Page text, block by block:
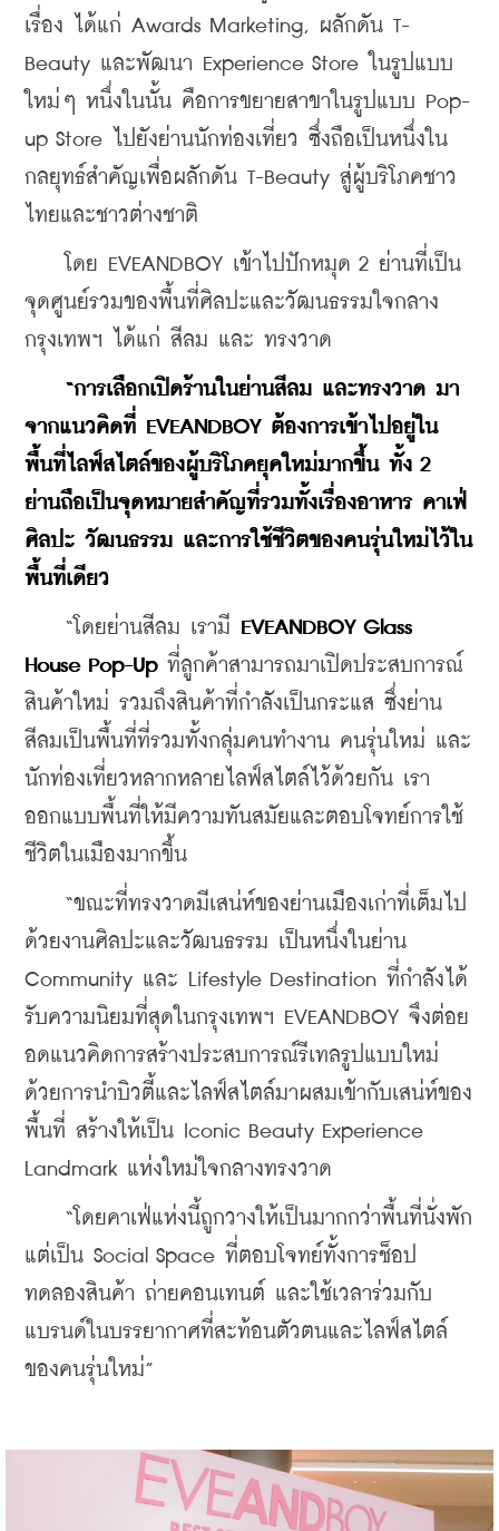
เรื่อง ได้แก่ Awards Marketing, ผลักดัน T-
Beauty และพัฒนา Experience Store ในรูปแบบ
ใหม่ๆ หนึ่งในนั้น คือการขยายสาขาในรูปแบบ Pop-
up Store ไปยังย่านนักท่องเที่ยว ซึ่งถือเป็นหนึ่งใน
กลยุทธ์สำคัญเพื่อผลักดัน T-Beauty สู่ผู้บริโภคชาว
ไทยและชาวต่างชาติ
โดย EVEANDBOY เข้าไปปักหมุด 2 ย่านที่เป็น
จุดศูนย์รวมของพื้นที่ศิลปะและวัฒนธรรมใจกลาง
กรุงเทพฯ ได้แก่ สีลม และ ทรงวาด
“การเลือกเปิดร้านในย่านสีลม และทรงวาด มา
จากแนวคิดที่ EVEANDBOY ต้องการเข้าไปอยู่ใน
พื้นที่ไลฟ์สไตล์ของผู้บริโภคยุคใหม่มากขึ้น ทั้ง 2
ย่านถือเป็นจุดหมายสำคัญที่รวมทั้งเรื่องอาหาร คาเฟ่
ศิลปะ วัฒนธรรม และการใช้ชีวิตของคนรุ่นใหม่ไว้ใน
พื้นที่เดียว
“โดยย่านสีลม เรามี EVEANDBOY Glass
House Pop-Up ที่ลูกค้าสามารถมาเปิดประสบการณ์
สินค้าใหม่ รวมถึงสินค้าที่กำลังเป็นกระแส ซึ่งย่าน
สีลมเป็นพื้นที่ที่รวมทั้งกลุ่มคนทำงาน คนรุ่นใหม่ และ
นักท่องเที่ยวหลากหลายไลฟ์สไตล์ไว้ด้วยกัน เรา
ออกแบบพื้นที่ให้มีความทันสมัยและตอบโจทย์การใช้
ชีวิตในเมืองมากขึ้น
“ขณะที่ทรงวาดมีเสน่ห์ของย่านเมืองเก่าที่เต็มไป
ด้วยงานศิลปะและวัฒนธรรม เป็นหนึ่งในย่าน
Community และ Lifestyle Destination ที่กำลังได้
รับความนิยมที่สุดในกรุงเทพฯ EVEANDBOY จึงต่อย
อดแนวคิดการสร้างประสบการณ์รีเทลรูปแบบใหม่
ด้วยการนำบิวตี้และไลฟ์สไตล์มาผสมเข้ากับเสน่ห์ของ
พื้นที่ สร้างให้เป็น Iconic Beauty Experience
Landmark แห่งใหม่ใจกลางทรงวาด
“โดยคาเฟ่แห่งนี้ถูกวางให้เป็นมากกว่าพื้นที่นั่งพัก
แต่เป็น Social Space ที่ตอบโจทย์ทั้งการช็อป
ทดลองสินค้า ถ่ายคอนเทนต์ และใช้เวลาร่วมกับ
แบรนด์ในบรรยากาศที่สะท้อนตัวตนและไลฟ์สไตล์
ของคนรุ่นใหม่”